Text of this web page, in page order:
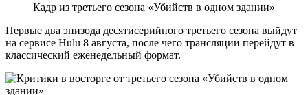
Кадр из третьего сезона «Убийств в одном здании»
Первые два эпизода десятисерийного третьего сезона выйдут
на сервисе Hulu 8 августа, после чего трансляции перейдут в
классический еженедельный формат.